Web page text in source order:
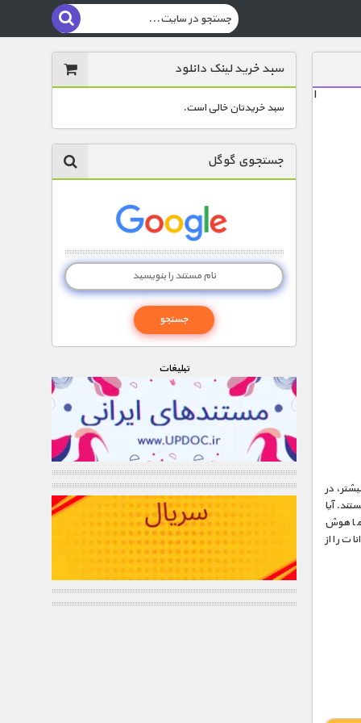
ا
در
آیا
ما هوش
را از
سبد خرید لینک دانلود
سبد خریدتان خالی است.
جستجوی گوگل
تبليغات